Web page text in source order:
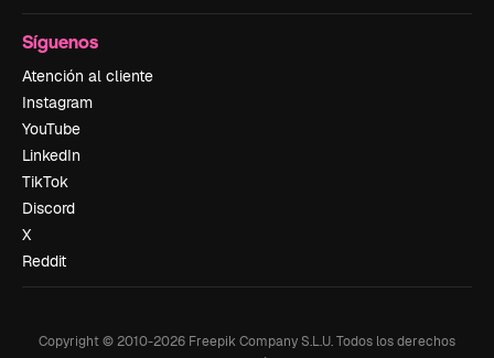
Síguenos
Atención al cliente
Instagram
YouTube
LinkedIn
TikTok
Discord
X
Reddit
Copyright © 2010-2026 Freepik Company S.L.U.Todos los derechos